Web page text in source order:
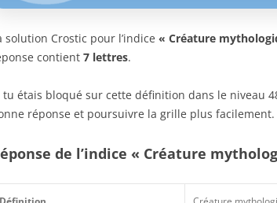
solution Crostic pour l’indice « Créature
contient 7 lettres.
tu étais bloqué sur cette définition dans le niveau
réponse et poursuivre la grille plus facilement.
de l’indice « Créature